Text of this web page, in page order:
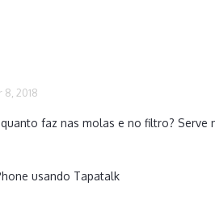
2018
faz nas molas e no filtro? Serve
usando Tapatalk